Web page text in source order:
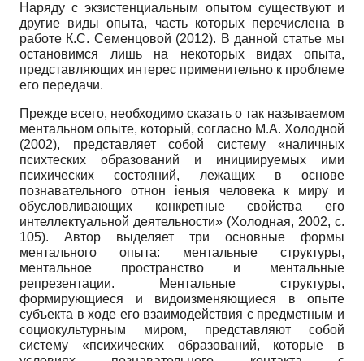
Наряду с экзистенциальным опытом существуют и
другие виды опыта, часть которых перечислена в
работе К.С. Семенцовой (2012). В данной статье мы
остановимся лишь на некоторых видах опыта,
представляющих интерес применительно к проблеме
его передачи.
Прежде всего, необходимо сказать о так называемом
ментальном опыте, который, согласно М.А. Холодной
(2002), представляет собой систему «наличных
психтеских образований и инициируемых ими
психических состояний, лежащих в основе
познавательного отнон iеныя человека к миру и
обусловливающих конкретные свойства его
интеллектуальной деятельности» (Холодная, 2002, с.
105). Автор выделяет три основные формы
ментального опыта: ментальные структуры,
ментальное пространство и ментальные
репрезентации. Ментальные структуры,
формирующиеся и видоизменяющиеся в опыте
субъекта в ходе его взаимодействия с предметным и
социокультурным миром, представляют собой
систему «психических образований, которые в